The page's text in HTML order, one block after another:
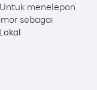
Untuk menelepon
sebagai